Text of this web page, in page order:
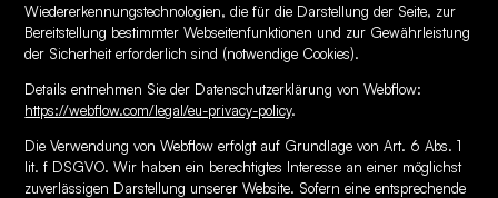
Wiedererkennungstechnologien, die für die Darstellung der Seite, zur
Bereitstellung bestimmter Webseitenfunktionen und zur Gewährleistung
der Sicherheit erforderlich sind (notwendige Cookies).
Details entnehmen Sie der Datenschutzerklärung von Webflow:
https://webflow.com/legal/eu-privacy-policy.
Die Verwendung von Webflow erfolgt auf Grundlage von Art. 6 Abs. 1
lit. f DSGVO. Wir haben ein berechtigtes Interesse an einer möglichst
zuverlässigen Darstellung unserer Website. Sofern eine entsprechende